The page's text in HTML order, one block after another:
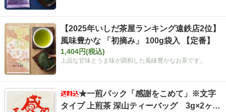
茶ティーバッグ
【2025年いしだ茶屋ランキング遠鉄店2位】
風味豊かな 「初摘み」 100g袋入 【定番】
1,404円(税込)
上品な甘味とうま味が調和した風味豊かなお茶です。
★一煎パック「感謝をこめて」※文字
タイプ 上煎茶 深山ティーバッグ 3g×2ヶ